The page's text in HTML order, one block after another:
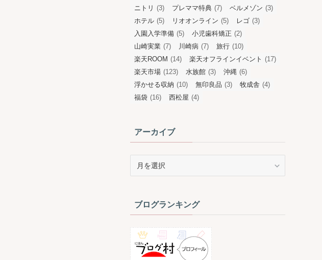
ニトリ (3) プレママ特典 (7) ベルメゾン (3)
ホテル (5) リオオンライン (5) レゴ (3)
入園入学準備 (5) 小児歯科矯正 (2)
山崎実業 (7) 川崎病 (7) 旅行 (10)
楽天ROOM (14) 楽天オフラインイベント (17)
楽天市場 (123) 水族館 (3) 沖縄 (6)
浮かせる収納 (10) 無印良品 (3) 牧成舎 (4)
福袋 (16) 西松屋 (4)
アーカイブ
ブブログランキング